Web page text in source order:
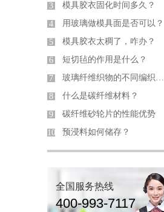
3 模具胶衣固化时间多久？
4 用玻璃做模具面是否可以？
5 模具胶衣太稠了，咋办？
6 短切毡的作用是什么？
7 玻璃纤维织物的不同编织方式
8 什么是碳纤维材料？
9 碳纤维砂轮片的性能优势
10 预浸料如何储存？
全国服务热线
400-993-7117